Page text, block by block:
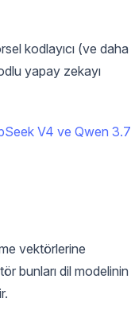
kodlayıcı (ve daha
yapay zekayı
V4 ve Qwen 3.7
vektörlerine
bunları dil modelinin